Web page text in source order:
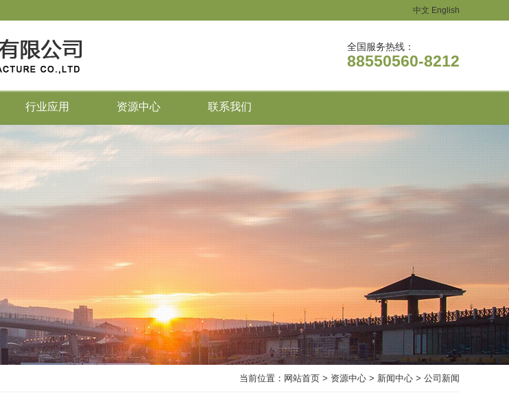
中文 English
全国服务热线：
88550560-8212
行业应用 资源中心 联系我们
当前位置： 网站首页 > 资源中心 > 新闻中心 > 公司新闻